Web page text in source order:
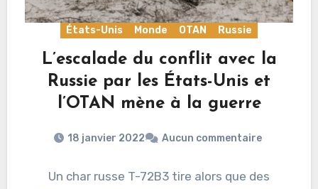
États-Unis Monde OTAN Russie
L’escalade du conflit avec la
Russie par les États-Unis et
l’OTAN mène à la guerre
18 janvier 2022 Aucun commentaire
Un char russe T-72B3 tire alors que des